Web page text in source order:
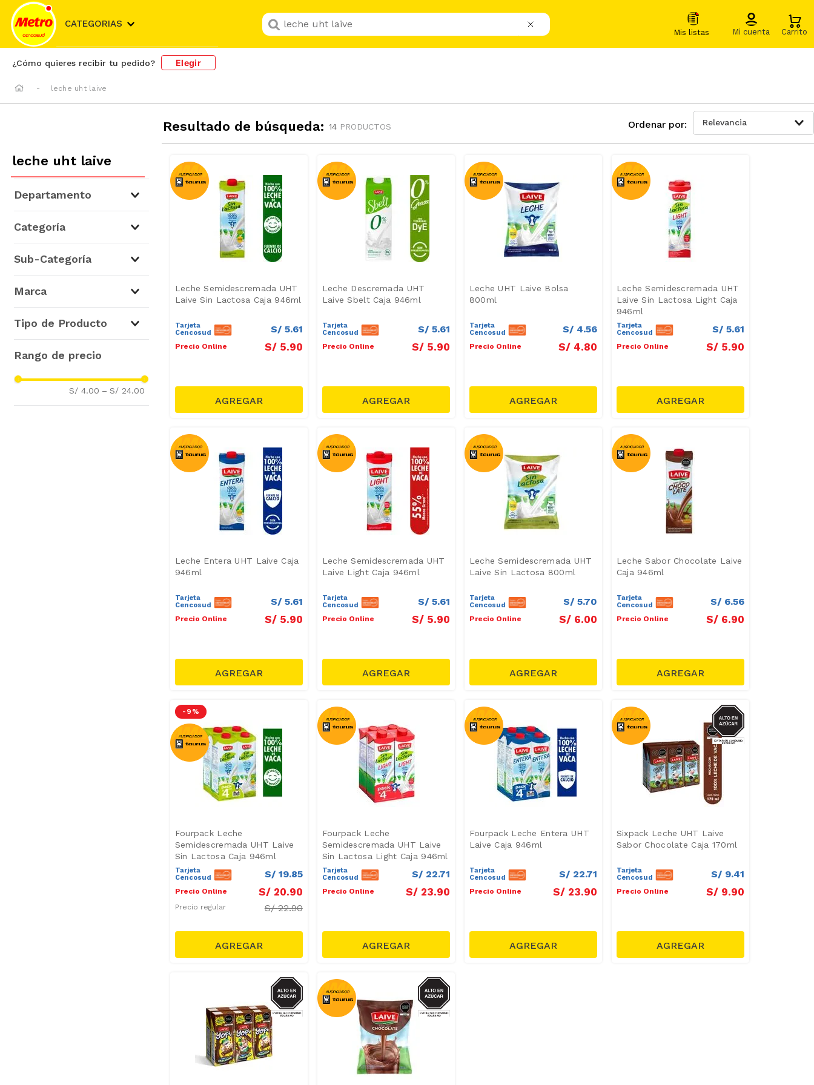
CATEGORIAS
¿Que buscas hoy?
¿Cómo quieres recibir tu pedido? Elegir
leche uht laive
Resultado de búsqueda: 14 PRODUCTOS Relevancia
leche uht laive
Departamento
Categoría
Sub-Categoría
Marca
Tipo de Producto
Leche Entera
Bebida Nutricional (1)
Leche Descremada
(1)
S/ 4.00 – S/ 24.00
Leche Semidescremada UHT
Laive Sin Lactosa Caja 946ml
Tarjeta
Cencosud
S/ 5.61
Precio Online S/ 5.90
Leche Descremada UHT
Laive Sbelt Caja 946ml
Tarjeta
Cencosud
S/ 5.61
Precio Online S/ 5.90
Leche UHT Laive Bolsa
800ml
Tarjeta
Cencosud
S/ 4.56
Precio Online S/ 4.80
Leche Semidescremada UHT
Laive Sin Lactosa Light Caja
946ml
Tarjeta
Cencosud
S/ 5.61
Precio Online S/ 5.90
Leche Entera UHT Laive Caja
946ml
Tarjeta
Cencosud
S/ 5.61
Precio Online S/ 5.90
Leche Semidescremada UHT
Laive Light Caja 946ml
Tarjeta
Cencosud
S/ 5.61
Precio Online S/ 5.90
Leche Semidescremada UHT
Laive Sin Lactosa 800ml
Tarjeta
Cencosud
S/ 5.70
Precio Online S/ 6.00
Leche Sabor Chocolate Laive
Caja 946ml
Tarjeta
Cencosud
S/ 6.56
Precio Online S/ 6.90
- 9 %
Fourpack Leche
Semidescremada UHT Laive
Sin Lactosa Caja 946ml
Tarjeta
Cencosud
S/ 19.85
Precio Online S/ 20.90
Precio regular S/22.90
Fourpack Leche
Semidescremada UHT Laive
Sin Lactosa Light Caja 946ml
Tarjeta
Cencosud
S/ 22.71
Precio Online S/ 23.90
Fourpack Leche Entera UHT
Laive Caja 946ml
Tarjeta
Cencosud
S/ 22.71
Precio Online S/ 23.90
AZUCAR
Sixpack Leche UHT Laive
Sabor Chocolate Caja 170ml
Tarjeta
Cencosud
S/ 9.41
Precio Online S/ 9.90
AZUCAR AZUCAR